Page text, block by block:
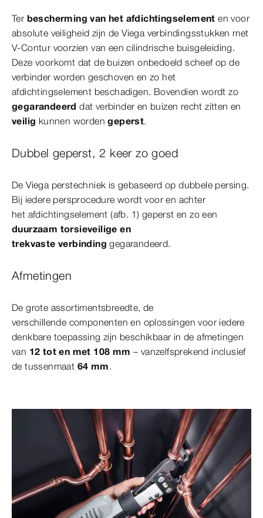
Ter bescherming van het afdichtingselement en voor
absolute veiligheid zijn de Viega verbindingsstukken met
V-Contur voorzien van een cilindrische buisgeleiding.
Deze voorkomt dat de buizen onbedoeld scheef op de
verbinder worden geschoven en zo het
afdichtingselement beschadigen. Bovendien wordt zo
gegarandeerddat verbinder en buizen recht zitten en
veilig kunnen wordengeperst.
Dubbel geperst, 2 keer zo goed
De Viega perstechniek is gebaseerd op dubbele persing.
Bij iedere persprocedure wordt voor en achter
het afdichtingselement (afb. 1) geperst en zo een
duurzaam torsieveilige en
trekvaste verbindinggegarandeerd.
Afmetingen
De grote assortimentsbreedte, de
verschillende componenten en oplossingen voor iedere
denkbare toepassing zijn beschikbaar in de afmetingen
van 12 tot en met 108 mm – vanzelfsprekend inclusief
de tussenmaat 64 mm.